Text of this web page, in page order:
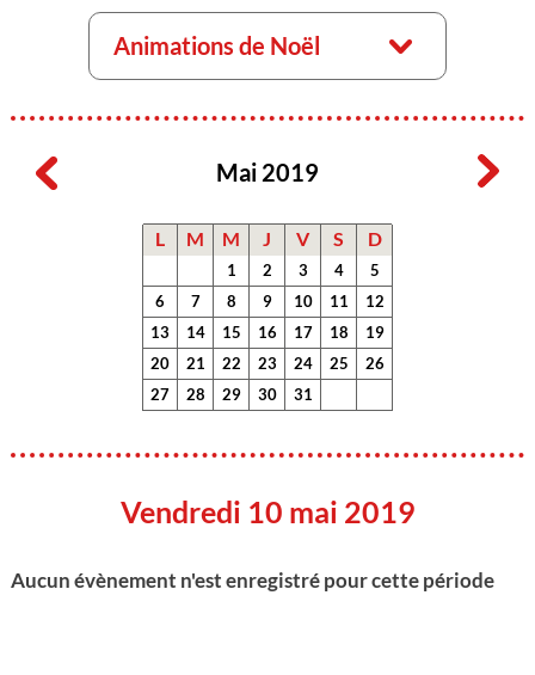
Animations de Noël
Mai 2019
L M M J V S D
1 2 3 4
5
6
7 8 9 10 11
12
13
14 15 16 17 18
19
20
21 22 23 24 25
26
27
28 29 30 31
Vendredi 10 mai 2019
Aucun évènement n'est enregistré pour cette période